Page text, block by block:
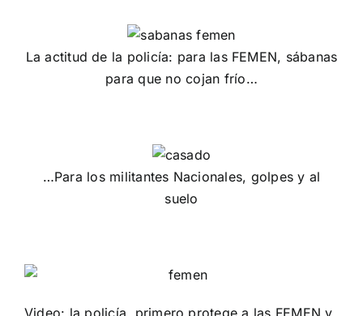
La actitud de la policía: para las FEMEN, sábanas
para que no cojan frío…
…Para los militantes Nacionales, golpes y al
suelo
Video: la policía, primero protege a las FEMEN y